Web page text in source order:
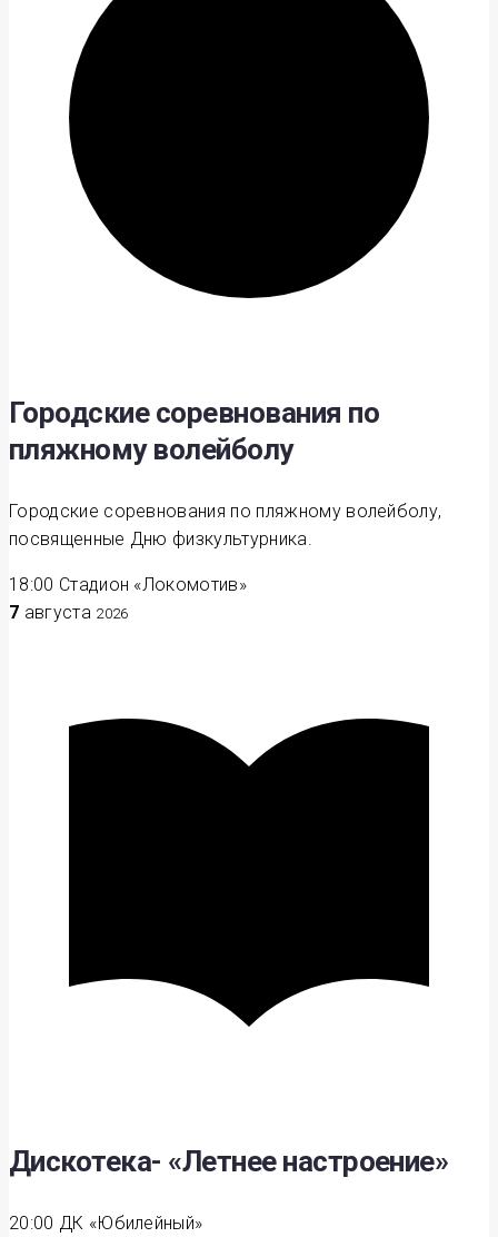
Городские соревнования по
пляжному волейболу
Городские соревнования по пляжному волейболу,
посвященные Дню физкультурника.
18:00 Стадион «Локомотив»
7 августа 2026
Дискотека- «Летнее настроение»
20:00 ДК «Юбилейный»